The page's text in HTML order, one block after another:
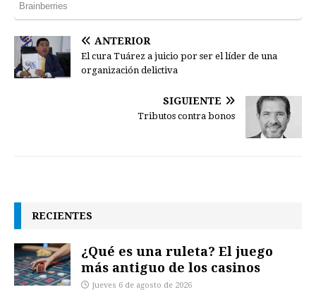
ANTERIOR
El cura Tuárez a juicio por ser el líder de una
organización delictiva
SIGUIENTE
Tributos contra bonos
RECIENTES
¿Qué es una ruleta? El juego
más antiguo de los casinos
jueves 6 de agosto de 2026